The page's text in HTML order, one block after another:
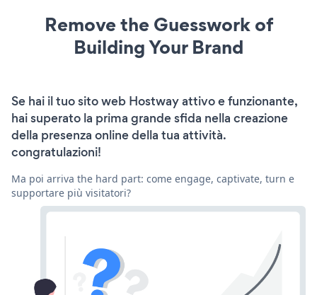
Remove the Guesswork of
Building Your Brand
Se hai il tuo sito web Hostway attivo e funzionante,
hai superato la prima grande sfida nella creazione
della presenza online della tua attività.
congratulazioni!
Ma poi arriva the hard part: come engage, captivate, turn e
supportare più visitatori?